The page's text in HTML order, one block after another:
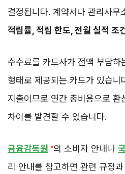
결정됩니다. 계약서나 관리사무
적립률, 적립 한도, 전월 실적 조
수수료를 카드사가 전액 부담하
형태로 제공되는 카드가 있습니
지출이므로 연간 총비용으로 환
차이를 발견할 수 있습니다.
금융감독원 의 소비자 안내나
리 안내를 참고하면 관련 규정